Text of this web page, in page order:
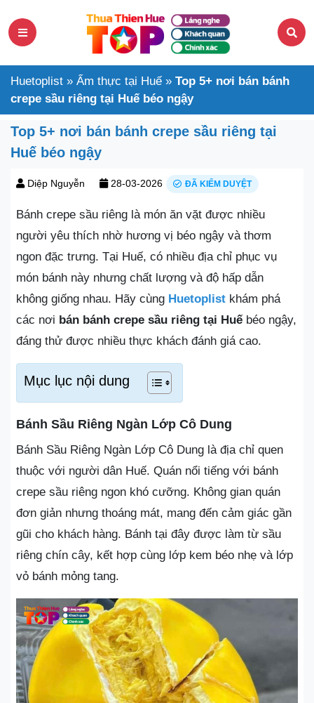
Huetoplist » Ẩm thực tại Huế » Top 5+ nơi bán bánh
crepe sầu riêng tại Huế béo ngậy
Top 5+ nơi bán bánh crepe sầu riêng tại
Huế béo ngậy
Diệp Nguyễn 28-03-2026 ĐÃ KIỂM DUYỆT
Bánh crepe sầu riêng là món ăn vặt được nhiều
người yêu thích nhờ hương vị béo ngậy và thơm
ngon đặc trưng. Tại Huế, có nhiều địa chỉ phục vụ
món bánh này nhưng chất lượng và độ hấp dẫn
không giống nhau. Hãy cùng Huetoplist khám phá
các nơi bán bánh crepe sầu riêng tại Huếbéo ngậy,
đáng thử được nhiều thực khách đánh giá cao.
Mục lục nội dung
Bánh Sầu Riêng Ngàn Lớp Cô Dung
Bánh Sầu Riêng Ngàn Lớp Cô Dung là địa chỉ quen
thuộc với người dân Huế. Quán nổi tiếng với bánh
crepe sầu riêng ngon khó cưỡng. Không gian quán
đơn giản nhưng thoáng mát, mang đến cảm giác gần
gũi cho khách hàng. Bánh tại đây được làm từ sầu
riêng chín cây, kết hợp cùng lớp kem béo nhẹ và lớp
vỏ bánh mỏng tang.